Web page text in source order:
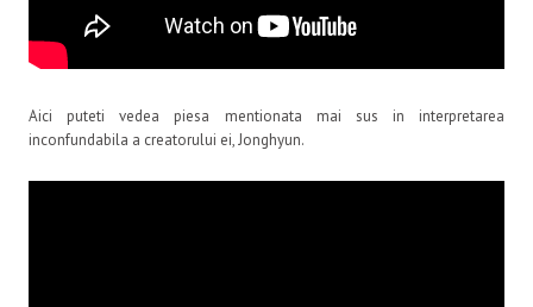
Aici puteti vedea piesa mentionata mai sus in interpretarea
inconfundabila a creatorului ei, Jonghyun.